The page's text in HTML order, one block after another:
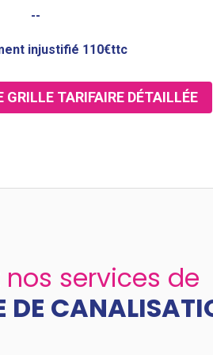
--
injustifié 110€ttc
GRILLE TARIFAIRE DÉTAILLÉE
nos services de
DE